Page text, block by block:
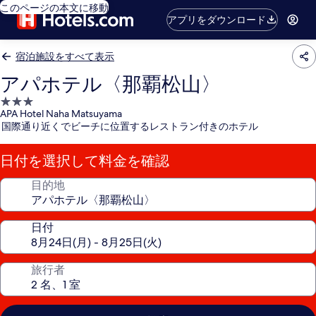
このページの本文に移動
アプリをダウンロード
宿泊施設をすべて表示
アパホテル〈那覇松山〉
3.0
つ
星
宿
泊
施
APA Hotel Naha Matsuyama
国際通り近くでビーチに位置するレストラン付きのホテル
日付を選択して料金を確認
目的地
日付
旅行者